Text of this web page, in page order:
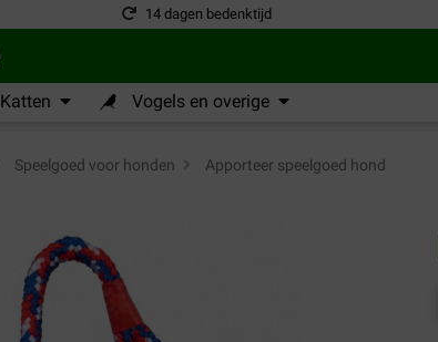
14 dagen bedenktijd
Katten Vogels en overige
Speelgoed voor honden Apporteer speelgoed hond